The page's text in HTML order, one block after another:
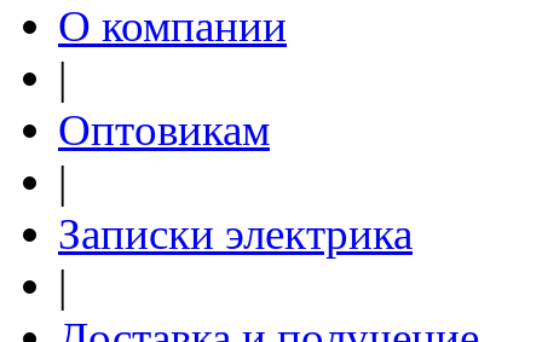
О компании
|
Оптовикам
|
Записки электрика
|